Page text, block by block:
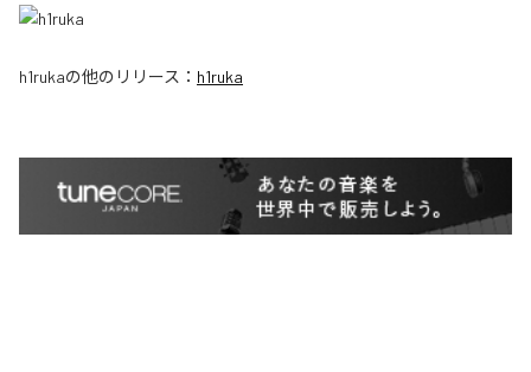
h1rukaの他のリリース： h1ruka